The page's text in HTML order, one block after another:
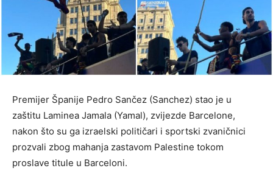
Premijer Španije Pedro Sančez (Sanchez) stao je u
zaštitu Laminea Jamala (Yamal), zvijezde Barcelone,
nakon što su ga izraelski političari i sportski zvaničnici
prozvali zbog mahanja zastavom Palestine tokom
proslave titule u Barceloni.